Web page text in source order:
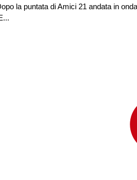
la puntata di Amici 21 andata in